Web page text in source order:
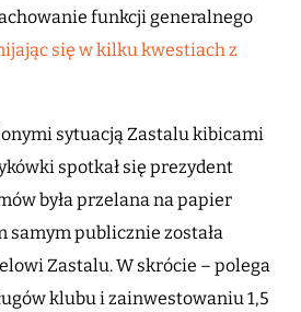
funkcji generalnego
się w kilku kwestiach z
sytuacją Zastalu kibicami
spotkał się prezydent
była przelana na papier
samym publicznie została
Zastalu. W skrócie – polega
klubu i zainwestowaniu 1,5